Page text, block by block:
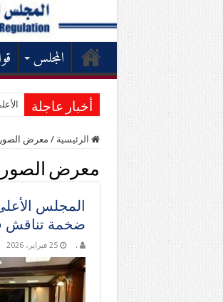
المجلس
أخبار عاجلة
الرئيسية / معرض
معرض الصور
المجلس
ضخمة تناقش
. 25 فبراير، 2026